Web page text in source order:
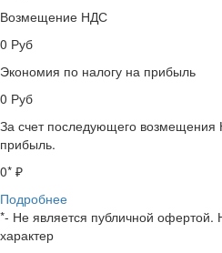
Возмещение НДС
0 Руб
Экономия по налогу на прибыль
0 Руб
За счет последующего
прибыль.
0* ₽
Подробнее
*- Не является публичной офертой.
характер